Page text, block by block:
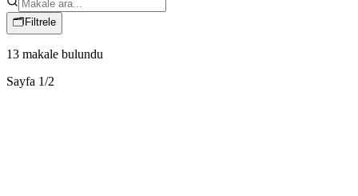
🗂 Filtrele
13 makale bulundu
Sayfa 1/2